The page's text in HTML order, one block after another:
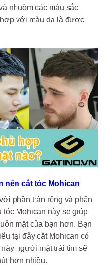
nhuộm các màu sắc
với màu da là được
nên cắt tóc Mohican
phần trán rộng và phần
tóc Mohican này sẽ giúp
mặt của bạn hơn. Bạn
tại đây cắt Mohican có
người mặt trái tim sẽ
hơn nhiều.